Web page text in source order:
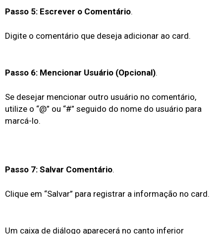
Passo 5: Escrever o Comentário.
Digite o comentário que deseja adicionar ao card.
Passo 6: Mencionar Usuário (Opcional).
Se desejar mencionar outro usuário no comentário,
utilize o “@” ou “#” seguido do nome do usuário para
marcá-lo.
Passo 7: Salvar Comentário.
Clique em “Salvar” para registrar a informação no card.
Um caixa de diálogo aparecerá no canto inferior